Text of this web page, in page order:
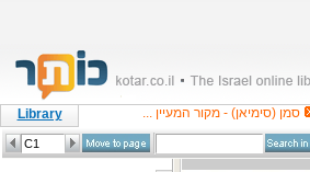
Library סמן (סימיאן) - מקור המעיין ...